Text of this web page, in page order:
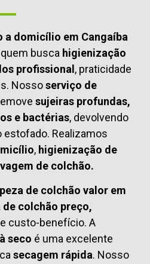
a domicílio em Cangaíba
busca higienização
profissional, praticidade
Nossoserviço de
sujeiras profundas,
e bactérias, devolvendo
estofado. Realizamos
, higienização de
de colchão.
de colchão valor em
de colchão preço,
custo-benefício. A
seco é uma excelente
secagem rápida. Nosso